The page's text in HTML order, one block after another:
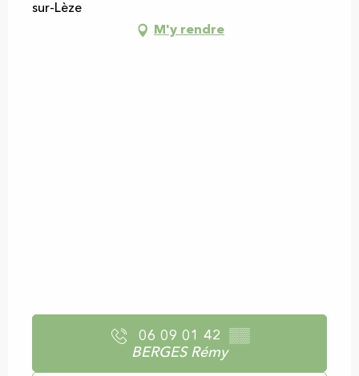
sur-Lèze
M'y rendre
06 09 01 42 ▒▒
BERGES Rémy